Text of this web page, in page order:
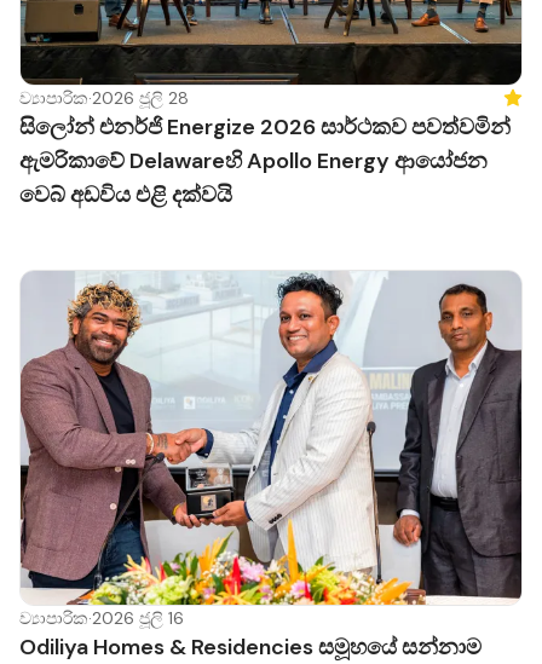
ව්‍යාපාරික·2026 ජූලි 28
සිලෝන් එනර්ජි Energize 2026 සාර්ථකව පවත්වමින්
ඇමරිකාවේ Delawareහි Apollo Energy ආයෝජන
වෙබ් අඩවිය එළි දක්වයි
ව්‍යාපාරික·2026 ජූලි 16
Odiliya Homes & Residencies සමූහයේ සන්නාම